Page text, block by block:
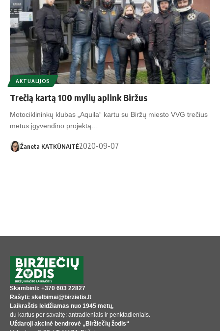
AKTUALIJOS
Trečią kartą 100 mylių aplink Biržus
Motociklininkų klubas „Aquila“ kartu su Biržų miesto VVG trečius
metus įgyvendino projektą…
Žaneta KATKŪNAITĖ2020-09-07
Skambinti: +370 603 22827
Rašyti: skelbimai@birzietis.lt
Laikraštis leidžiamas nuo 1945 metų,
du kartus per savaitę: antradieniais ir penktadieniais.
Uždaroji akcinė bendrovė „Biržiečių žodis“